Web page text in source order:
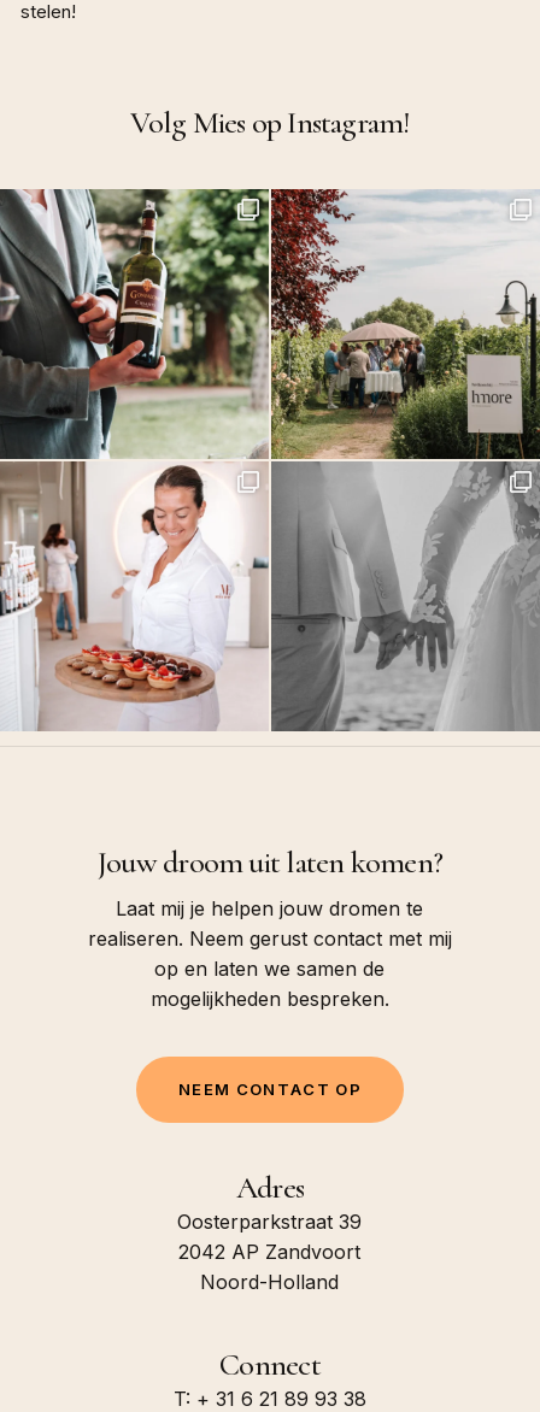
stelen!
Volg Mies op Instagram!
Jouw droom uit laten komen?
Laat mij je helpen jouw dromen te
realiseren. Neem gerust contact met mij
op en laten we samen de
mogelijkheden bespreken.
NEEM CON TACT OP
Adres
Oosterparkstraat 39
2042 AP Zandvoort
Noord-Holland
Connect
T: + 31 6 21 89 93 38